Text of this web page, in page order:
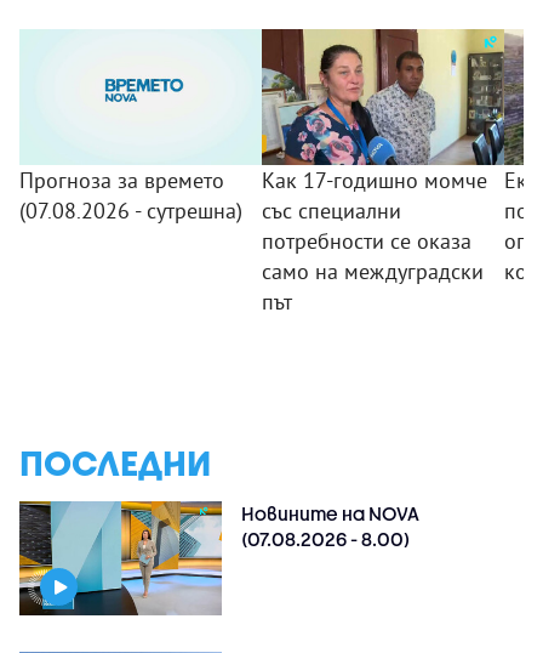
Прогноза за времето
(07.08.2026 - сутрешна)
Как 17-годишно момче
със специални
потребности се оказа
само на междуградски
път
ПОСЛЕДНИ
Новините на NOVA
(07.08.2026 - 8.00)